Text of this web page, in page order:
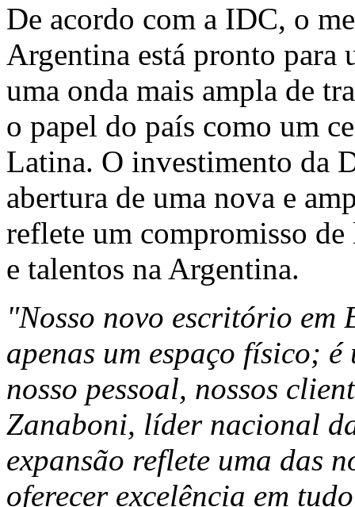
De acordo com a IDC, o
Argentina está pronto
uma onda mais ampla de
o papel do país como um
Latina. O investimento da
abertura de uma nova e
reflete um compromisso
e talentos na Argentina.
"Nosso novo escritório em
apenas um espaço físico;
nosso pessoal, nossos
Zanaboni, líder nacional
expansão reflete uma das
oferecer excelência em